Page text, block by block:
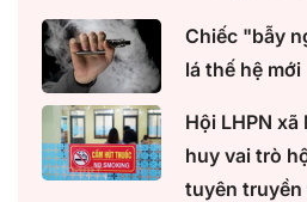
Chiếc "bẫy
lá thế hệ mới
Hội LHPN
huy vai trò
tuyên truyền